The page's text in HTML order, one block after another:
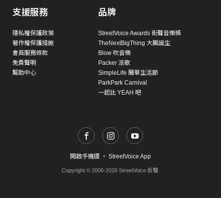
支援服務
隱私權保護政策
著作權保護措施
會員服務條款
免責聲明
幫助中心
品牌
StreetVoice Awards 街聲音樂獎
TheNextBigThing 大團誕生
Blow 吹音樂
Packer 派歌
SimpleLife 簡單生活節
ParkPark Carnival
一起比 YEAH 吧
開啟手機版 ・ StreetVoice App
Copyright © 2006-2026 StreetVoice 街聲.